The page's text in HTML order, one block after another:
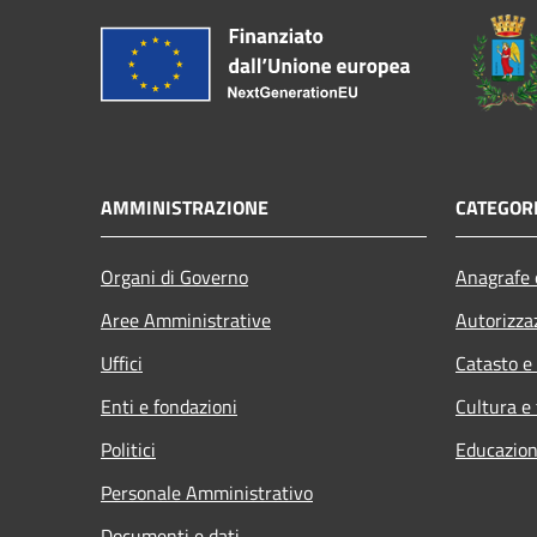
AMMINISTRAZIONE
Organi di Governo
Aree Amministrative
Uffici
Enti e fondazioni
Politici
Personale Amministrativo
Catasto
Cultura